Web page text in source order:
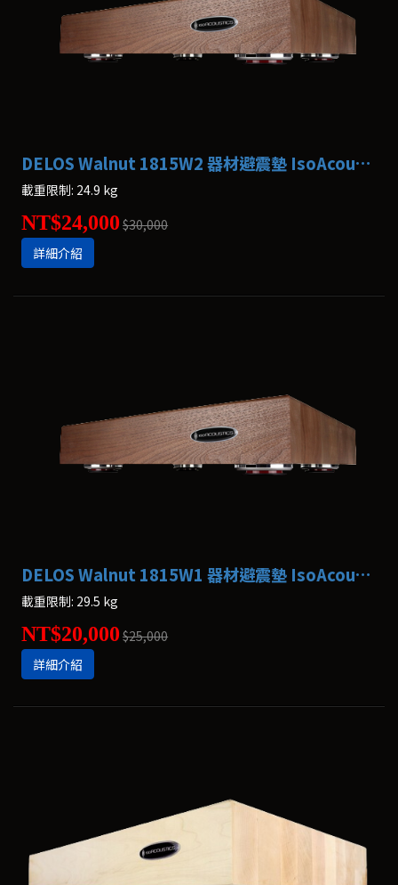
DELOS Walnut 1815W2 器材避震墊 IsoAcoustics
載重限制: 24.9 kg
NT$24,000 $30,000
詳細介紹
DELOS Walnut 1815W1 器材避震墊 IsoAcoustics
載重限制: 29.5 kg
NT$20,000 $25,000
詳細介紹